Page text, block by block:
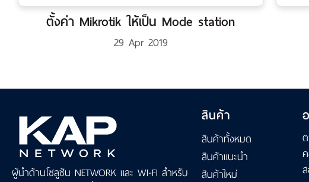
ตั้งค่า Mikrotik ให้เป็น Mode station
29 Apr 2019
ผู้นำด้านโซลูชัน NETWORK และ WI-FI สำหรับ
สินค้า
สินค้าทั้งหมด
สินค้าแนะนำ
สินค้าใหม่